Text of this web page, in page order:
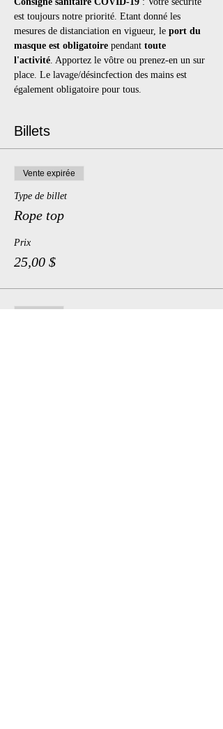
est toujours notre priorité. Etant donné les
mesures de distanciation en vigueur, le port du
masque est obligatoire pendant toute
l'activité. Apportez le vôtre ou prenez-en un sur
place. Le lavage/désincfection des mains est
également obligatoire pour tous.
Billets
Vente expirée
Type de billet
Rope top
Prix
25,00 $